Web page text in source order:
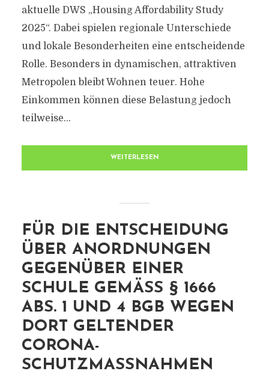
aktuelle DWS „Housing Affordability Study
2025“. Dabei spielen regionale Unterschiede
und lokale Besonderheiten eine entscheidende
Rolle. Besonders in dynamischen, attraktiven
Metropolen bleibt Wohnen teuer. Hohe
Einkommen können diese Belastung jedoch
teilweise...
WEITERLESEN
FÜR DIE ENTSCHEIDUNG
ÜBER ANORDNUNGEN
GEGENÜBER EINER
SCHULE GEMÄSS § 1666 A
BS. 1 UND 4 BGB WEGEN D
ORT GELTENDER C
ORONA-S
CHUTZMASSNAHMEN VE